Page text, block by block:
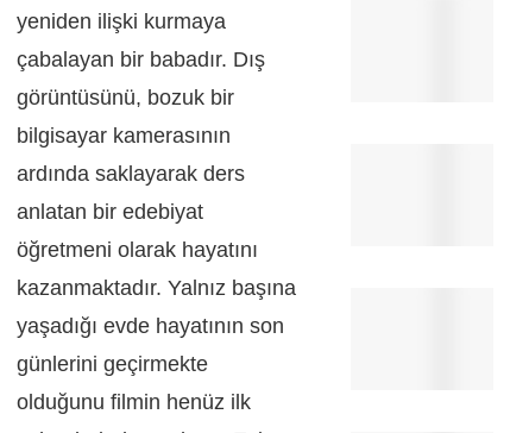
yeniden ilişki kurmaya
çabalayan bir babadır. Dış
görüntüsünü, bozuk bir
bilgisayar kamerasının
ardında saklayarak ders
anlatan bir edebiyat
öğretmeni olarak hayatını
kazanmaktadır. Yalnız başına
yaşadığı evde hayatının son
günlerini geçirmekte
olduğunu filmin henüz ilk